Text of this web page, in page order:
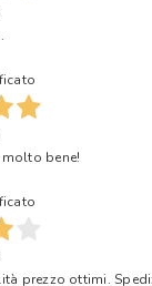
bene!
prezzo ottimi.